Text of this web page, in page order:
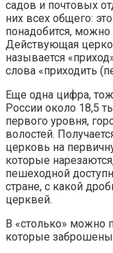
садов и почтовых
них всех общего:
понадобится, можно
Действующая
называется
слова «приходить
Еще одна цифра,
России около 18,5
первого уровня,
волостей.
церковь на
которые
пешеходной
стране, с какой
церквей.
В «столько» можно
которые заброшены